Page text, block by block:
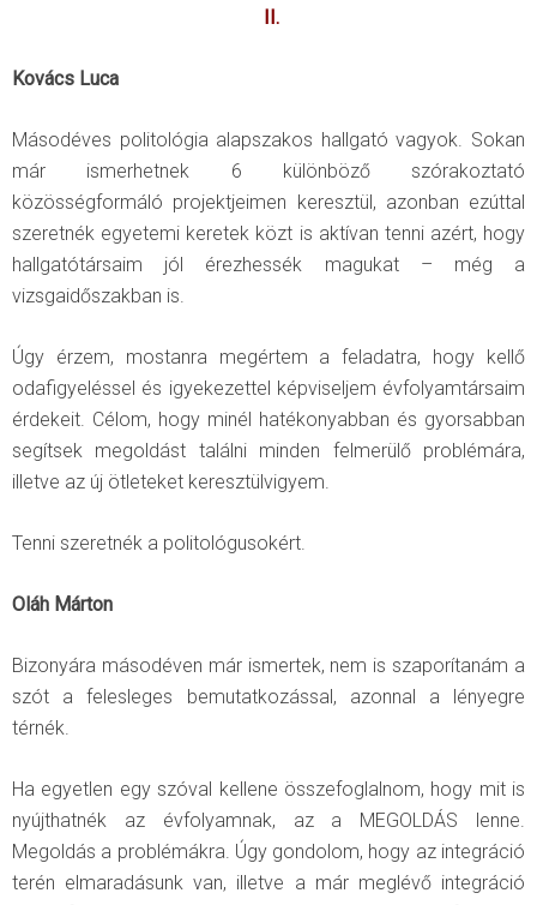
II.
Kovács Luca
Másodéves politológia alapszakos hallgató vagyok. Sokan
már ismerhetnek 6 különböző szórakoztató
közösségformáló projektjeimen keresztül, azonban ezúttal
szeretnék egyetemi keretek közt is aktívan tenni azért, hogy
hallgatótársaim jól érezhessék magukat – még a
vizsgaidőszakban is.
Úgy érzem, mostanra megértem a feladatra, hogy kellő
odafigyeléssel és igyekezettel képviseljem évfolyamtársaim
érdekeit. Célom, hogy minél hatékonyabban és gyorsabban
segítsek megoldást találni minden felmerülő problémára,
illetve az új ötleteket keresztülvigyem.
Tenni szeretnék a politológusokért.
Oláh Márton
Bizonyára másodéven már ismertek, nem is szaporítanám a
szót a felesleges bemutatkozással, azonnal a lényegre
térnék.
Ha egyetlen egy szóval kellene összefoglalnom, hogy mit is
nyújthatnék az évfolyamnak, az a MEGOLDÁS lenne.
Megoldás a problémákra. Úgy gondolom, hogy az integráció
terén elmaradásunk van, illetve a már meglévő integráció